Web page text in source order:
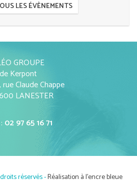
LES ÉVÈNEMENTS
GROUPE
Kerpont
Claude Chappe
LANESTER
02 97 65 16 71
réservés -Réalisation à l'encre bleue